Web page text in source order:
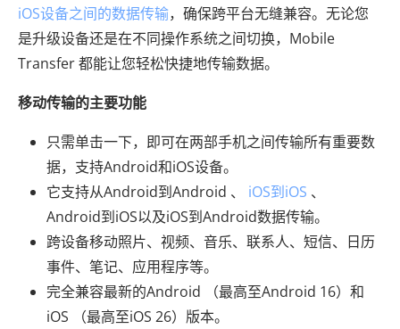
iOS设备之间的数据传输，确保跨平台无缝兼容。无论您
是升级设备还是在不同操作系统之间切换，Mobile
Transfer 都能让您轻松快捷地传输数据。
移动传输的主要功能
只需单击一下，即可在两部手机之间传输所有重要数
据，支持Android和iOS设备。
它支持从Android到Android 、 iOS到iOS 、
Android到iOS以及iOS到Android数据传输。
跨设备移动照片、视频、音乐、联系人、短信、日历
事件、笔记、应用程序等。
完全兼容最新的Android （最高至Android 16）和
iOS （最高至iOS 26）版本。